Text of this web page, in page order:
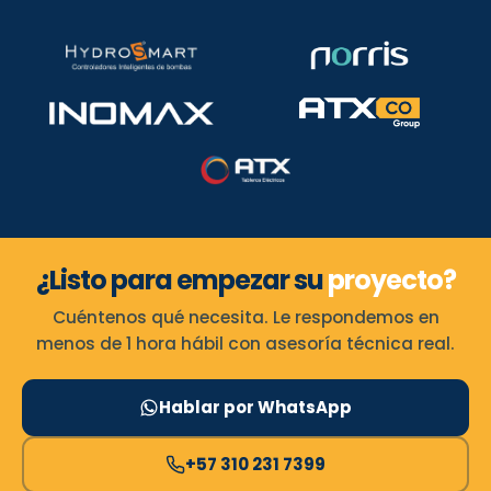
¿Listo para empezar suproyecto?
Cuéntenos qué necesita. Le respondemos en
menos de 1 hora hábil con asesoría técnica real.
Hablar por WhatsApp
+57 310 231 7399